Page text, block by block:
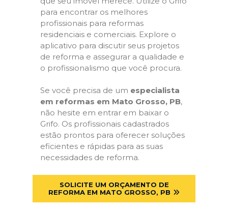
para encontrar os melhores
profissionais para reformas
residenciais e comerciais. Explore o
aplicativo para discutir seus projetos
de reforma e assegurar a qualidade e
o profissionalismo que você procura.
Se você precisa de um especialista
em reformas em Mato Grosso, PB,
não hesite em entrar em baixar o
Grifo. Os profissionais cadastrados
estão prontos para oferecer soluções
eficientes e rápidas para as suas
necessidades de reforma.
SOLICITE UM ORÇAMENTO DE
REFORMA EM MATO GROSSO, PB